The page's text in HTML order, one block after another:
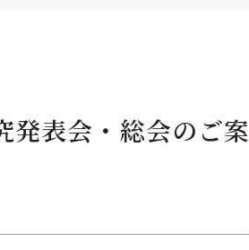
発表会・総会のご案